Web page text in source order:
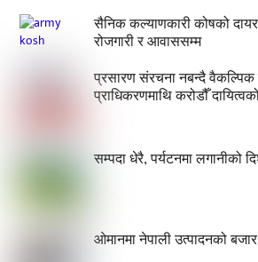
सैनिक कल्याणकारी कोषको
रोजगारी र आवाससम्म
प्रसारण संरचना नबन्दै वैकल्पिक
प्राधिकरणमाथि करोडौँ
सम्पदा धेरै, पर्यटनमा लगानीको
ओमानमा नेपाली उत्पादनको